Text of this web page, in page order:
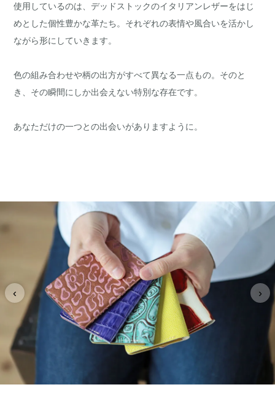
使用しているのは、デッドストックのイタリアンレザーをはじ
めとした個性豊かな革たち。それぞれの表情や風合いを活かし
ながら形にしていきます。
色の組み合わせや柄の出方がすべて異なる一点もの。そのと
き、その瞬間にしか出会えない特別な存在です。
あなただけの一つとの出会いがありますように。
‹ ›